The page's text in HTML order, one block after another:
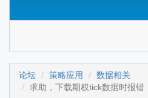
论坛 策略应用
数据相关
求助，下载期权tick数据时报错